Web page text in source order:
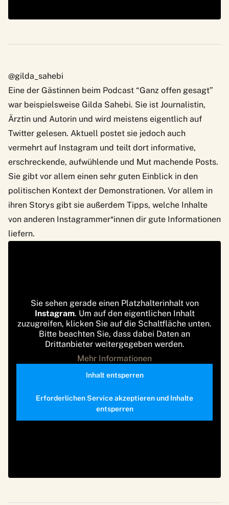
@gilda_sahebi
Eine der Gästinnen beim Podcast “Ganz offen gesagt”
war beispielsweise Gilda Sahebi. Sie ist Journalistin,
Ärztin und Autorin und wird meistens eigentlich auf
Twitter gelesen. Aktuell postet sie jedoch auch
vermehrt auf Instagram und teilt dort informative,
erschreckende, aufwühlende und Mut machende Posts.
Sie gibt vor allem einen sehr guten Einblick in den
politischen Kontext der Demonstrationen. Vor allem in
ihren Storys gibt sie außerdem Tipps, welche Inhalte
von anderen Instagrammer*innen dir gute Informationen
liefern.
Sie sehen gerade einen Platzhalterinhalt von
Instagram. Um auf den eigentlichen Inhalt
zuzugreifen, klicken Sie auf die Schaltfläche unten.
Bitte beachten Sie, dass dabei Daten an
Drittanbieter weitergegeben werden.
Mehr Informationen
Inhalt entsperren
Erforderlichen Service akzeptieren und Inhalte
entsperren